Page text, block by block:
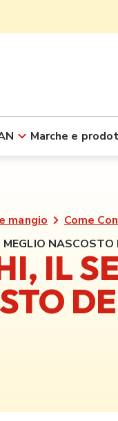
Marche e
mangio
Come
MEGLIO
IL